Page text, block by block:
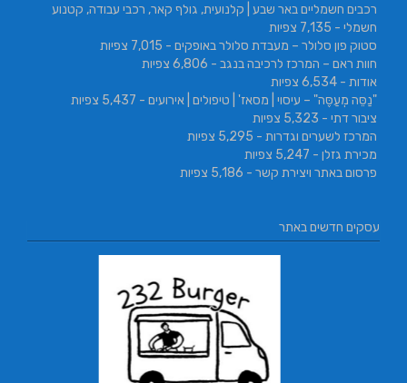
רכבים חשמליים באר שבע | קלנועית, גולף קאר, רכבי עבודה, קטנוע
חשמלי - 7,135 צפיות
סטוק פון סלולר – מעבדת סלולר באופקים - 7,015 צפיות
חוות ראם – המרכז לרכיבה בנגב - 6,806 צפיות
אודות - 6,534 צפיות
"נַסֵּה מְעַסֶּה" – עיסוי | מסאז' | טיפולים | אירועים - 5,437 צפיות
ציבור דתי - 5,323 צפיות
המרכז לשערים וגדרות - 5,295 צפיות
מכירת גזלן - 5,247 צפיות
פרסום באתר ויצירת קשר - 5,186 צפיות
עסקים חדשים באתר